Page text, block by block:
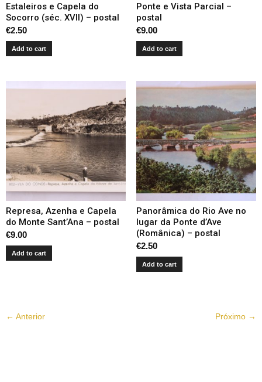
Estaleiros e Capela do
Socorro (séc. XVII) – postal
€2.50
Add to cart
Ponte e Vista Parcial –
postal
€9.00
Add to cart
Represa, Azenha e Capela
do Monte Sant’Ana – postal
€9.00
Add to cart
Panorâmica do Rio Ave no
lugar da Ponte d’Ave
(Românica) – postal
€2.50
Add to cart
← Anterior Próximo →